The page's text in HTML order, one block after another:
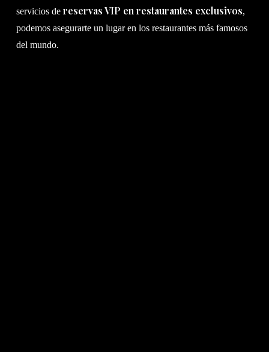
servicios de reservas VIP en restaurantes exclusivos,
podemos asegurarte un lugar en los restaurantes más famosos
del mundo.